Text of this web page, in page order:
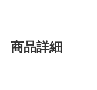
商品詳細